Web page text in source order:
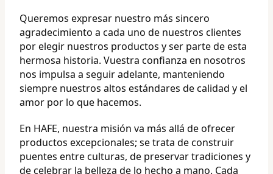
Queremos expresar nuestro más sincero
agradecimiento a cada uno de nuestros clientes
por elegir nuestros productos y ser parte de esta
hermosa historia. Vuestra confianza en nosotros
nos impulsa a seguir adelante, manteniendo
siempre nuestros altos estándares de calidad y el
amor por lo que hacemos.
En HAFE, nuestra misión va más allá de ofrecer
productos excepcionales; se trata de construir
puentes entre culturas, de preservar tradiciones y
de celebrar la belleza de lo hecho a mano. Cada